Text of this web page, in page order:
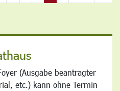
(Ausgabe beantragter
etc.) kann ohne Termin